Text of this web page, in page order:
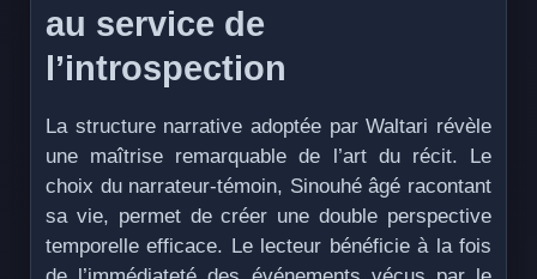
au service de
l’introspection
La structure narrative adoptée par Waltari révèle
une maîtrise remarquable de l’art du récit. Le
choix du narrateur-témoin, Sinouhé âgé racontant
sa vie, permet de créer une double perspective
temporelle efficace. Le lecteur bénéficie à la fois